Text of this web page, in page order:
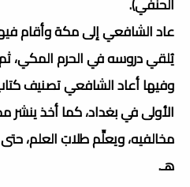
عاد الشافعي إلى مكة وأقام
وفيها أعاد الشافعي تصنيف
الأولى في بغداد، كما أخذ ينشر
هـ.